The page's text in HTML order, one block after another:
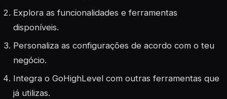
Explora as funcionalidades e ferramentas
disponíveis.
Personaliza as configurações de acordo com o teu
negócio.
Integra o GoHighLevel com outras ferramentas que
já utilizas.